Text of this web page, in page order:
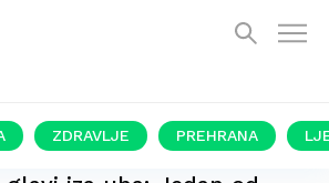
ZDRAVLJE PREHRANA